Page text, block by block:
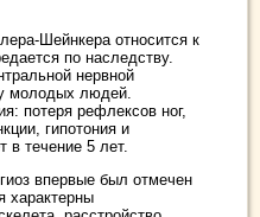
Шейнкера относится к
по наследству.
нервной
молодых людей.
потеря рефлексов ног,
гипотония и
в течение 5 лет.
впервые был отмечен
характерны